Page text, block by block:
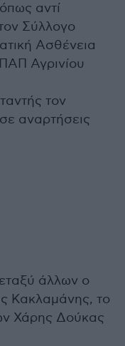
αντί
Σύλλογο
Ασθένεια
Αγρινίου
τον
αναρτήσεις
άλλων ο
Κακλαμάνης, το
Χάρης Δούκας